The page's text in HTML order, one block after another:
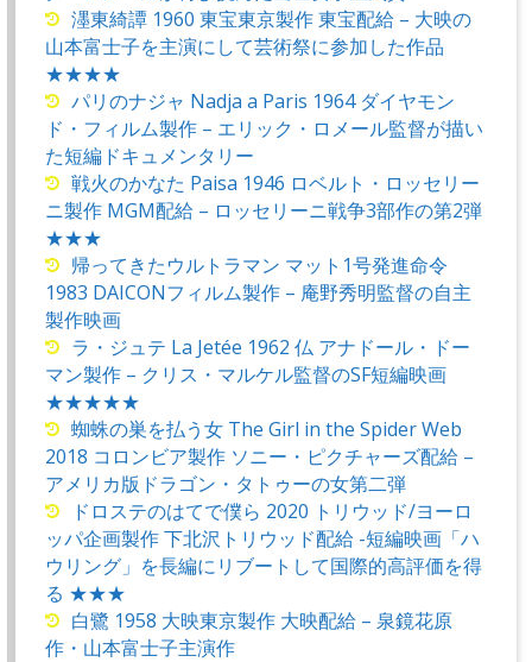
濹東綺譚 1960 東宝東京製作 東宝配給 – 大映の
山本富士子を主演にして芸術祭に参加した作品
★★★★
パリのナジャ Nadja a Paris 1964 ダイヤモン
ド・フィルム製作 – エリック・ロメール監督が描い
た短編ドキュメンタリー
戦火のかなた Paisa 1946 ロベルト・ロッセリー
ニ製作 MGM配給 – ロッセリーニ戦争3部作の第2弾
★★★
帰ってきたウルトラマン マット1号発進命令
1983 DAICONフィルム製作 – 庵野秀明監督の自主
製作映画
ラ・ジュテ La Jetée 1962 仏 アナドール・ドー
マン製作 – クリス・マルケル監督のSF短編映画
★★★★★
蜘蛛の巣を払う女 The Girl in the Spider Web
2018 コロンビア製作 ソニー・ピクチャーズ配給 –
アメリカ版ドラゴン・タトゥーの女第二弾
ドロステのはてで僕ら 2020 トリウッド/ヨーロ
ッパ企画製作 下北沢トリウッド配給 -短編映画「ハ
ウリング」を長編にリブートして国際的高評価を得
る ★★★
白鷺 1958 大映東京製作 大映配給 – 泉鏡花原
作・山本富士子主演作